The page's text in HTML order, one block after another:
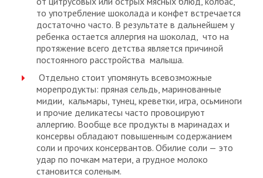
то употребление шоколада и конфет встречается
достаточно часто. В результате в дальнейшем у
ребенка остается аллергия на шоколад, что на
протяжение всего детства является причиной
постоянного расстройства малыша.
Отдельно стоит упомянуть всевозможные
морепродукты: пряная сельдь, маринованные
мидии, кальмары, тунец, креветки, игра, осьминоги
и прочие деликатесы часто провоцируют
аллергию. Вообще все продукты в маринадах и
консервы обладают повышенным содержанием
соли и прочих консервантов. Обилие соли — это
удар по почкам матери, а грудное молоко
становится соленым.